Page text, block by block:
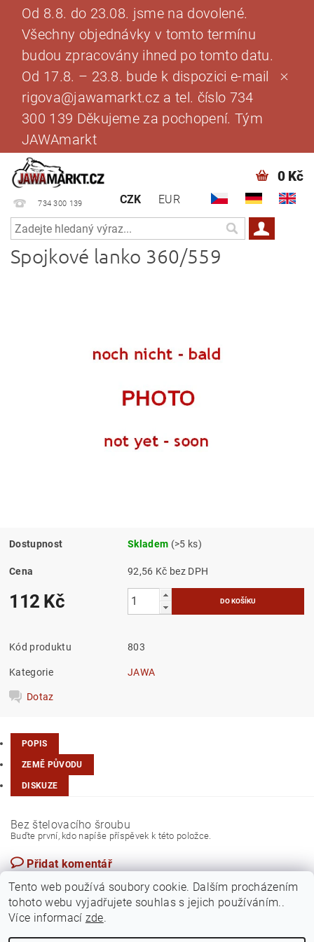
Od 8.8. do 23.08. jsme na dovolené.
Všechny objednávky v tomto termínu
budou zpracovány ihned po tomto datu.
Od 17.8. – 23.8. bude k dispozici e-mail
rigova@jawamarkt.cz a tel. číslo 734
300 139 Děkujeme za pochopení. Tým
JAWAmarkt
734 300 139 CZK EUR
0 Kč
Spojkové lanko 360/559
Dostupnost Skladem (>5 ks)
Cena 92,56 Kč bez DPH
112 Kč
Kód produktu 803
Kategorie JAWA
Dotaz
POPIS
ZEMĚ PŮVODU
DISKUZE
Bez štelovacího šroubu
Buďte první, kdo napíše příspěvek k této položce.
Přidat komentář
Tento web používá soubory cookie. Dalším procházením
tohoto webu vyjadřujete souhlas s jejich používáním..
Více informací zde.